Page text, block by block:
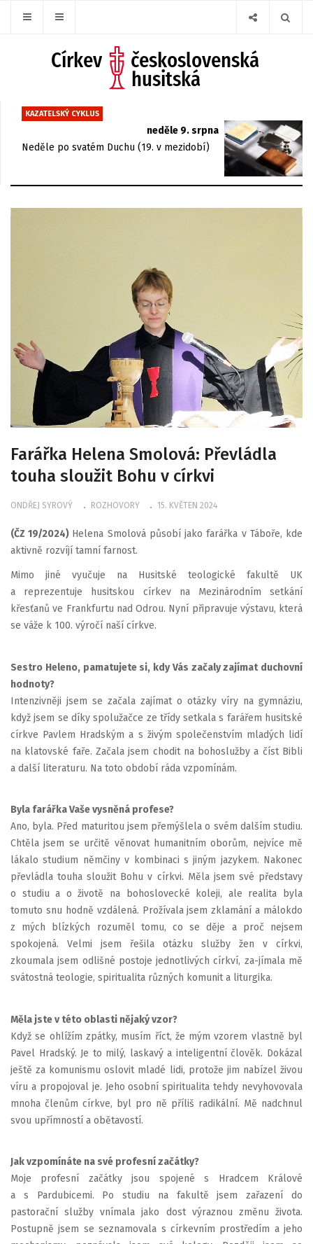
KAZATELSKÝ CYKLUS
neděle 9. srpna
Neděle po svatém Duchu (19. v mezidobí)
Farářka Helena Smolová: Převládla
touha sloužit Bohu v církvi
ONDŘEJ SYROVÝ ROZHOVORY 15. KVĚTEN 2024
(ČZ 19/2024) Helena Smolová působí jako farářka v Táboře, kde
aktivně rozvíjí tamní farnost.
Mimo jiné vyučuje na Husitské teologické fakultě UK
a reprezentuje husitskou církev na Mezinárodním setkání
křesťanů ve Frankfurtu nad Odrou. Nyní připravuje výstavu, která
se váže k 100. výročí naší církve.
Sestro Heleno, pamatujete si, kdy Vás začaly zajímat duchovní
hodnoty?
Intenzivněji jsem se začala zajímat o otázky víry na gymnáziu,
když jsem se díky spolužačce ze třídy setkala s farářem husitské
církve Pavlem Hradským a s živým společenstvím mladých lidí
na klatovské faře. Začala jsem chodit na bohoslužby a číst Bibli
a další literaturu. Na toto období ráda vzpomínám.
Byla farářka Vaše vysněná profese?
Ano, byla. Před maturitou jsem přemýšlela o svém dalším studiu.
Chtěla jsem se určitě věnovat humanitním oborům, nejvíce mě
lákalo studium němčiny v kombinaci s jiným jazykem. Nakonec
převládla touha sloužit Bohu v církvi. Měla jsem své představy
o studiu a o životě na bohoslovecké koleji, ale realita byla
tomuto snu hodně vzdálená. Prožívala jsem zklamání a málokdo
z mých blízkých rozuměl tomu, co se děje a proč nejsem
spokojená. Velmi jsem řešila otázku služby žen v církvi,
zkoumala jsem odlišné postoje jednotlivých církví, za-jímala mě
svátostná teologie, spiritualita různých komunit a liturgika.
Měla jste v této oblasti nějaký vzor?
Když se ohlížím zpátky, musím říct, že mým vzorem vlastně byl
Pavel Hradský. Je to milý, laskavý a inteligentní člověk. Dokázal
ještě za komunismu oslovit mladé lidi, protože jim nabízel živou
víru a propojoval je. Jeho osobní spiritualita tehdy nevyhovovala
mnoha členům církve, byl pro ně příliš radikální. Mě nadchnul
svou upřímností a obětavostí.
Jak vzpomínáte na své profesní začátky?
Moje profesní začátky jsou spojené s Hradcem Králové
a s Pardubicemi. Po studiu na fakultě jsem zařazení do
pastorační služby vnímala jako dost výraznou změnu života.
Postupně jsem se seznamovala s církevním prostředím a jeho